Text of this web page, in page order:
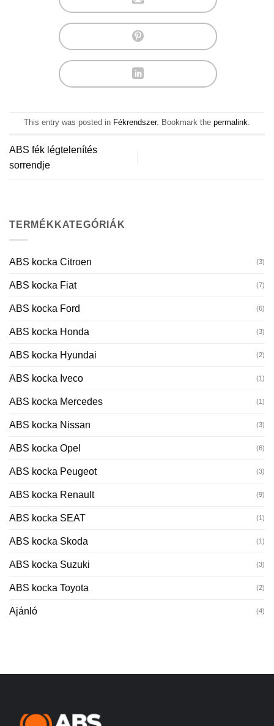
This entry was posted in Fékrendszer. Bookmark the permalink
ABS fék légtelenítés
sorrendje
TERMÉKKATEGÓRIÁK
ABS kocka Citroen (3)
ABS kocka Fiat (7)
ABS kocka Ford (6)
ABS kocka Honda (3)
ABS kocka Hyundai (2)
ABS kocka Iveco (1)
ABS kocka Mercedes (1)
ABS kocka Nissan (3)
ABS kocka Opel (6)
ABS kocka Peugeot (3)
ABS kocka Renault (9)
ABS kocka SEAT (1)
ABS kocka Skoda (1)
ABS kocka Suzuki (3)
ABS kocka Toyota (2)
Ajánló (4)